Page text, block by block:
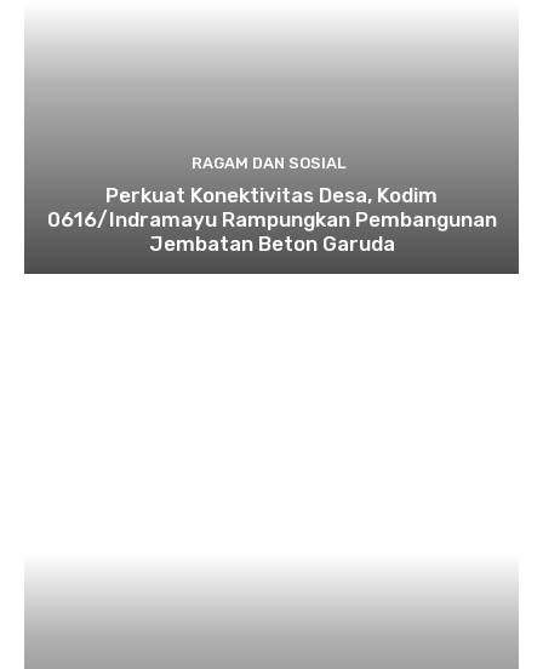
RAGAM DAN SOSIAL
​Perkuat Konektivitas Desa, Kodim
0616/Indramayu Rampungkan Pembangunan
Jembatan Beton Garuda